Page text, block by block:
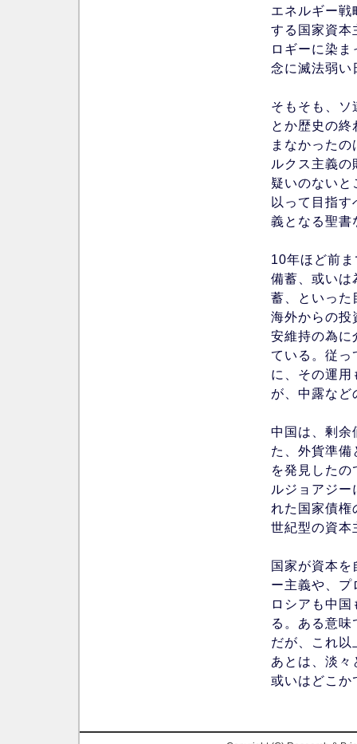
エネルギー
する国家資本
ロギーに染
念に滅法弱い
そもそも、ソ
とか歴史の
まなかった
ルクス主義
疑いのないと
以って目指す
義となる聖書
10年ほど前
備蓄、或いは
蓄、といった
海外からの投
安維持の為に
ている。従っ
に、その運用
が、中露など
中国は、剰余
た、外貨準備
を発見した
ルジョアジ
れた国家債権
世紀型の資本
国家が資本を
ー主義や、プ
ロシアも中
る。ある意
だが、これ以
あとは、淡々
或いはどこか